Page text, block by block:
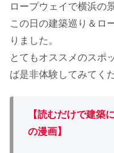
ロープウェイで横浜の
この日の建築巡り＆ロ
りました。
とてもオススメのスポ
ば是非体験してみてく
【読むだけで建築
の漫画】